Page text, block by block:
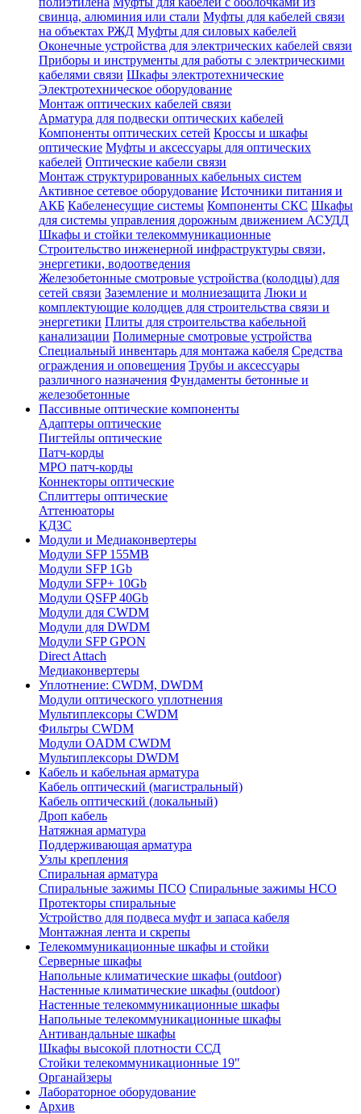
свинца, алюминия или стали Муфты для кабелей связи
на объектах РЖД Муфты для силовых кабелей
Оконечные устройства для электрических кабелей связи
Приборы и инструменты для работы с электрическими
кабелями связи Шкафы электротехнические
Электротехническое оборудование
Монтаж оптических кабелей связи
Арматура для подвески оптических кабелей
Компоненты оптических сетей Кроссы и шкафы
оптические Муфты и аксессуары для оптических
кабелей Оптические кабели связи
Монтаж структурированных кабельных систем
Активное сетевое оборудование Источники питания и
АКБ Кабеленесущие системы Компоненты СКС Шкафы
для системы управления дорожным движением АСУДД
Шкафы и стойки телекоммуникационные
Строительство инженерной инфраструктуры связи,
энергетики, водоотведения
Железобетонные смотровые устройства (колодцы) для
сетей связи Заземление и молниезащита Люки и
комплектующие колодцев для строительства связи и
энергетики Плиты для строительства кабельной
канализации Полимерные смотровые устройства
Специальный инвентарь для монтажа кабеля Средства
ограждения и оповещения Трубы и аксессуары
различного назначения Фундаменты бетонные и
железобетонные
Пассивные оптические компоненты
Адаптеры оптические
Пигтейлы оптические
Патч-корды
MPO патч-корды
Коннекторы оптические
Сплиттеры оптические
Аттенюаторы
КДЗС
Модули и Медиаконвертеры
Модули SFP 155MB
Модули SFP 1Gb
Модули SFP+ 10Gb
Модули QSFP 40Gb
Модули для CWDM
Модули для DWDM
Модули SFP GPON
Direct Attach
Медиаконвертеры
Уплотнение: CWDM, DWDM
Модули оптического уплотнения
Мультиплексоры CWDM
Фильтры CWDM
Модули OADM CWDM
Мультиплексоры DWDM
Кабель и кабельная арматура
Кабель оптический (магистральный)
Кабель оптический (локальный)
Дроп кабель
Натяжная арматура
Поддерживающая арматура
Узлы крепления
Спиральная арматура
Спиральные зажимы ПСО Спиральные зажимы НСО
Протекторы спиральные
Устройство для подвеса муфт и запаса кабеля
Монтажная лента и скрепы
Телекоммуникационные шкафы и стойки
Серверные шкафы
Напольные климатические шкафы (outdoor)
Настенные климатические шкафы (outdoor)
Настенные телекоммуникационные шкафы
Напольные телекоммуникационные шкафы
Антивандальные шкафы
Шкафы высокой плотности ССД
Стойки телекоммуникационные 19"
Органайзеры
Лабораторное оборудование
Архив